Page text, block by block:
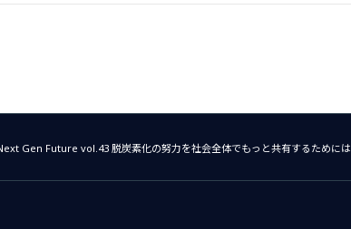
Gen Future vol.43 脱炭素化の努力を社会全体でもっと共有するためには